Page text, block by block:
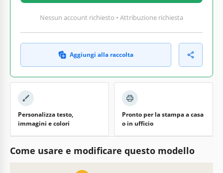
Nessun account richiesto • Attribuzione richiesta
Aggiungi alla raccolta
Personalizza testo,
immagini e colori
Pronto per la stampa a casa
o in ufficio
Come usare e modificare questo modello